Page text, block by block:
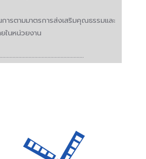
การตามมาตรการส่งเสริมคุณธรรมและ
ในหน่วยงาน